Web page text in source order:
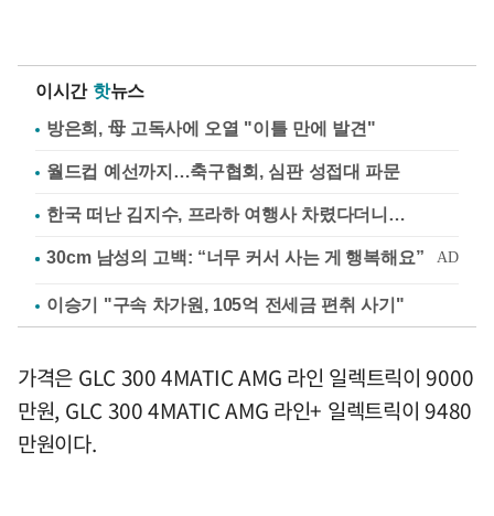
이시간 핫뉴스
방은희, 母 고독사에 오열 "이틀 만에 발견"
월드컵 예선까지…축구협회, 심판 성접대 파문
한국 떠난 김지수, 프라하 여행사 차렸다더니…
이승기 "구속 차가원, 105억 전세금 편취 사기"
가격은 GLC 300 4MATIC AMG 라인 일렉트릭이 9000
만원, GLC 300 4MATIC AMG 라인+ 일렉트릭이 9480
만원이다.